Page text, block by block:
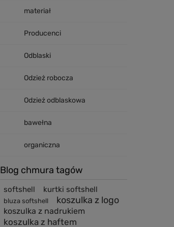
materiał
Producenci
Odblaski
Odzież robocza
Odzież odblaskowa
bawełna
organiczna
Blog chmura tagów
softshell kurtki softshell
bluza softshell koszulka z logo
koszulka z nadrukiem
koszulka z haftem